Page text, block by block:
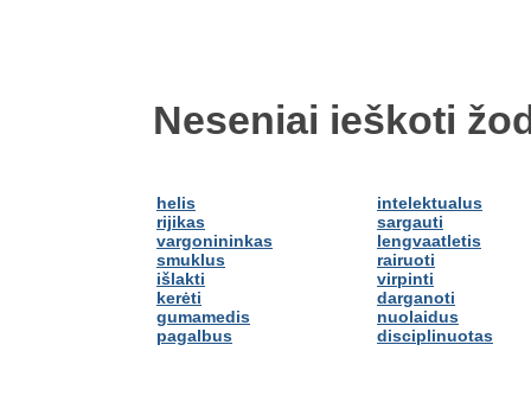
Neseniai ieškoti
helis
rijikas
vargonininkas
smuklus
išlakti
kerėti
gumamedis
pagalbus
intelektualus
sargauti
lengvaatletis
rairuoti
virpinti
darganoti
nuolaidus
disciplinuotas